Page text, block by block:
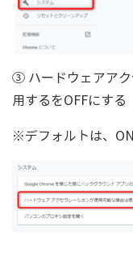
③ ハードウェアア
用するをOFFにする
※デフォルトは、